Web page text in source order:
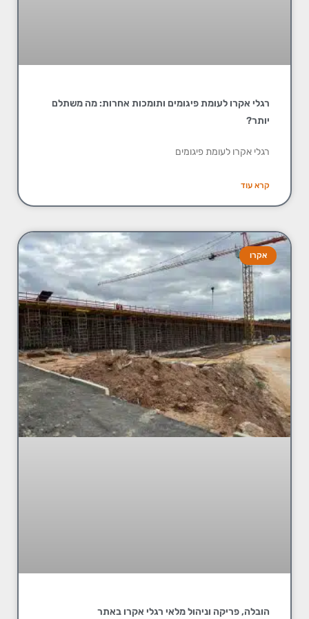
רגלי אקרו לעומת פיגומים ותומכות אחרות: מה משתלם
יותר?
רגלי אקרו לעומת פיגומים
קרא עוד
אקרו
הובלה, פריקה וניהול מלאי רגלי אקרו באתר